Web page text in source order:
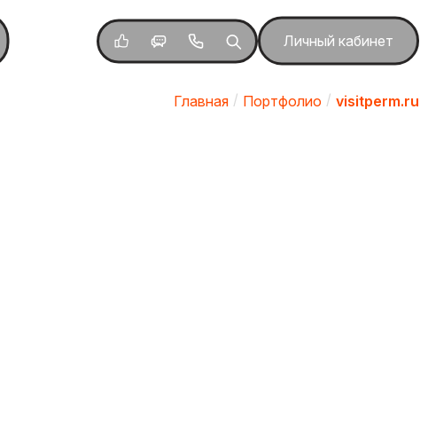
Личный кабинет
Главная Портфолио visitperm.ru